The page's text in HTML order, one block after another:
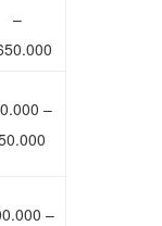
–
–
–